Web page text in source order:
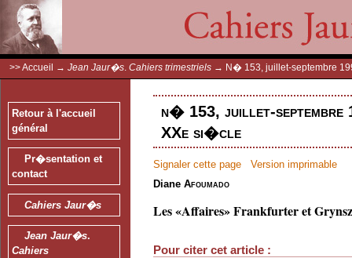
>>Accueil → Jean Jaur�s. Cahiers trimestriels → N� 153, juillet-septembre
Retour à l'accueil
général
Pr�sentation et
contact
Cahiers Jaur�s
Jean Jaur�s.
Cahiers
n� 153, juillet-septembre
XXe si�cle
Signaler cette page
Version imprimable
Diane Afoumado
Les «Affaires» Frankfurter et
Pour citer cet article :